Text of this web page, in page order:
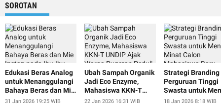
SOROTAN
Edukasi Beras Analog
untuk Menanggulangi
Bahaya Beras dan Mie
Instan pada Ibu-Ibu
31 Jan 2026 19:25 WIB
Ubah Sampah Organik
Jadi Eco Enzyme,
Mahasiswa KKN-T
UNDIP Ajak Warga
22 Jan 2026 16:31 WIB
Strategi Branding
Perguruan Tinggi
Swasta untuk
Minat Calon
18 Jan 2026 8:18 WIB